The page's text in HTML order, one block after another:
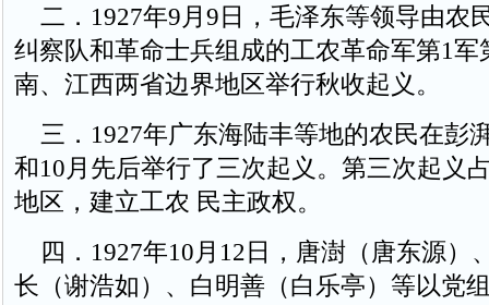
二．1927年9月9日，毛泽东等领导由农
纠察队和革命士兵组成的工农革命军第1军
南、江西两省边界地区举行秋收起义。
三．1927年广东海陆丰等地的农民在彭
和10月先后举行了三次起义。第三次起义
地区，建立工农 民主政权。
四．1927年10月12日，唐澍（唐东源）
长（谢浩如）、白明善（白乐亭）等以党